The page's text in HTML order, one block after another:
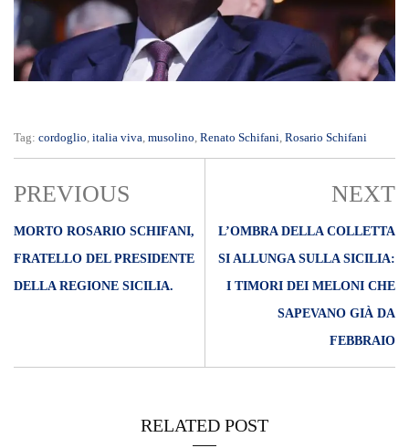
Tag: cordoglio italia viva musolino Renato Schifani Rosario Schifani
PREVIOUS
MORTO ROSARIO SCHIFANI,
FRATELLO DEL PRESIDENTE
DELLA REGIONE SICILIA.
NEXT
L’OMBRA DELLA COLLETTA
SI ALLUNGA SULLA SICILIA:
I TIMORI DEI MELONI CHE
SAPEVANO GIÀ DA
FEBBRAIO
RELATED POST